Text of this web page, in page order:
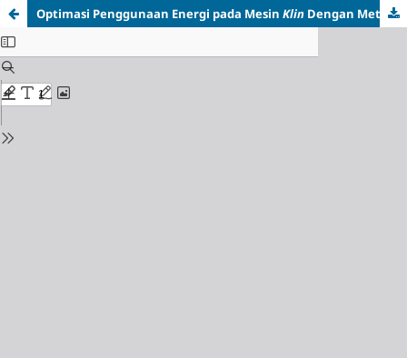
Optimasi Penggunaan Energi pada Mesin Klin Dengan Metode